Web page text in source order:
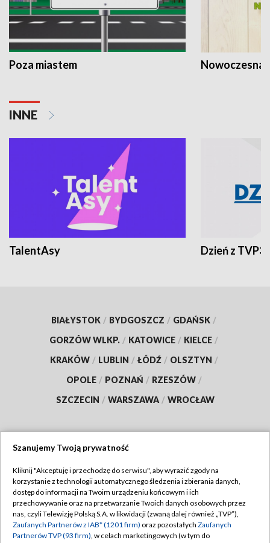
Poza miastem Nowoczesna
INNE
TalentAsy Dzień z TVP3
BIAŁYSTOK / BYDGOSZCZ / GDAŃSK /
GORZÓW WLKP. / KATOWICE / KIELCE /
KRAKÓW / LUBLIN / ŁÓDŹ / OLSZTYN /
OPOLE / POZNAŃ / RZESZÓW /
SZCZECIN / WARSZAWA / WROCŁAW
TVP
Abonament TVP
Emisja w TVP
Regulamin TVP
Polityka prywatności
Szanujemy Twoją prywatność
Kliknij "Akceptuję i przechodzę do serwisu", aby wyrazić zgody na
korzystanie z technologii automatycznego śledzenia i zbierania danych,
dostęp do informacji na Twoim urządzeniu końcowym i ich
przechowywanie oraz na przetwarzanie Twoich danych osobowych przez
nas, czyli Telewizję Polską S.A. w likwidacji (zwaną dalej również „TVP”),
Zaufanych Partnerów z IAB* (1201 firm) oraz pozostałych Zaufanych
Partnerów TVP (93 firm), w celach marketingowych (w tym do